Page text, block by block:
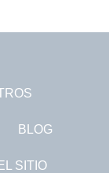
BLOG
SITIO